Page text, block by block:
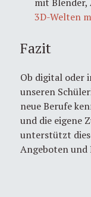
3D-Welten
Fazit
Ob digital oder
unseren
neue Berufe
und die eigene
unterstützt
Angeboten und